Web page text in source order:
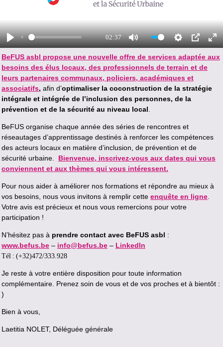
P
L
A
Y
02:37
M
U
T
E
S
E
T
T
I
N
P
I
P
E
N
S
R
N
L
Y
BeFUS asbl propose une nouvelle offre de services adaptée aux
besoins des élus locaux, des professionnels de terrain et de
leurs partenaires communaux, policiers, académiques et
associatifs, afin d’optimaliser la coconstruction de la stratégie
intégrale et intégrée de l’inclusion des personnes, de la
prévention et de la sécurité au niveau local
BeFUS organise chaque année des séries de rencontres et
réseautages d’apprentissage destinés à renforcer les compétences
des acteurs locaux en matière d’inclusion, de prévention et de
sécurité urbaine. Bienvenue, inscrivez-vous aux dates qui vous
conviennent et aux thèmes qui vous intéressent.
Pour nous aider à améliorer nos formations et répondre au mieux à
vos besoins, nous vous invitons à remplir cette enquête en ligne
Votre avis est précieux et nous vous remercions pour votre
participation !
N’hésitez pas à prendre contact avec BeFUS asbl :
www.befus.be – info@befus.be – LinkedIn
Tél : (+32)472/333.928
Je reste à votre entière disposition pour toute information
complémentaire. Prenez soin de vous et de vos proches et à bientôt :
)
Bien à vous,
Laetitia NOLET, Déléguée générale